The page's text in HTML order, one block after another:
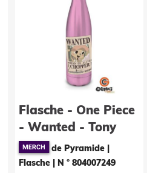
Flasche - One Piece
- Wanted - Tony
Tony Chopper
de Pyramide |
Flasche
N ° 804007249